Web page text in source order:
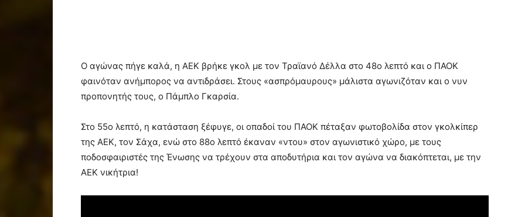
Ο αγώνας πήγε καλά, η ΑΕΚ βρήκε γκολ με τον Τραϊανό Δέλλα στο 48ο λεπτό και ο ΠΑΟΚ
φαινόταν ανήμπορος να αντιδράσει. Στους «ασπρόμαυρους» μάλιστα αγωνιζόταν και ο νυν
προπονητής τους, ο Πάμπλο Γκαρσία.
Στο 55ο λεπτό, η κατάσταση ξέφυγε, οι οπαδοί του ΠΑΟΚ πέταξαν φωτοβολίδα στον γκολκίπερ
της ΑΕΚ, τον Σάχα, ενώ στο 88ο λεπτό έκαναν «ντου» στον αγωνιστικό χώρο, με τους
ποδοσφαιριστές της Ένωσης να τρέχουν στα αποδυτήρια και τον αγώνα να διακόπτεται, με την
ΑΕΚ νικήτρια!